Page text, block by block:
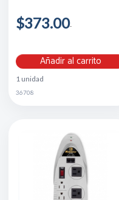
$373.00
Añadir al carrito
1 unidad
36708